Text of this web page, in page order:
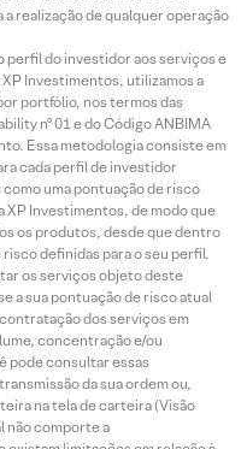
realização de qualquer operação
perfil do investidor aos serviços e
Investimentos, utilizamos a
portfólio, nos termos das
nº 01 e do Código ANBIMA
Essa metodologia consiste em
cada perfil de investidor
uma pontuação de risco
XP Investimentos, de modo que
os produtos, desde que dentro
definidas para o seu perfil.
os serviços objeto deste
a sua pontuação de risco atual
dos serviços em
concentração e/ou
pode consultar essas
da sua ordem ou,
na tela de carteira (Visão
não comporte a